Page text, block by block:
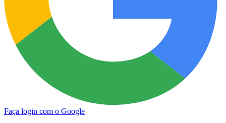
Faça login com o Google